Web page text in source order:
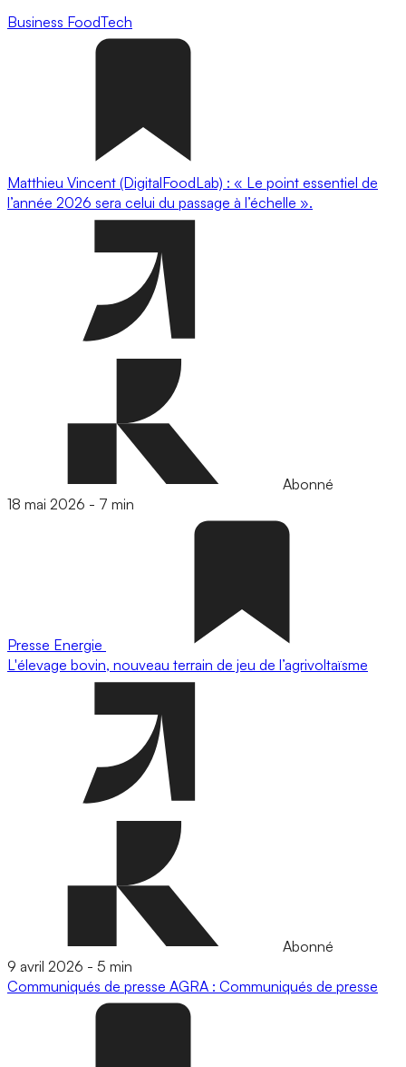
Business FoodTech
Matthieu Vincent (DigitalFoodLab) : « Le point essentiel de
l’année 2026 sera celui du passage à l’échelle ».
Abonné
18 mai 2026 - 7 min
Presse Energie
L'élevage bovin, nouveau terrain de jeu de l’agrivoltaïsme
Abonné
9 avril 2026 - 5 min
Communiqués de presse AGRA : Communiqués de presse